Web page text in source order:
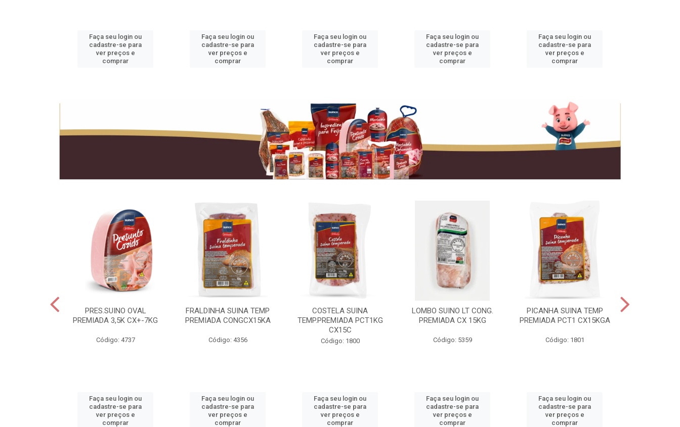
Faça seu login ou
cadastre-se para
ver preços e
comprar
Faça seu login ou
cadastre-se para
ver preços e
comprar
Faça seu login ou
cadastre-se para
ver preços e
comprar
Faça seu login ou
cadastre-se para
ver preços e
comprar
Faça seu login ou
cadastre-se para
ver preços e
comprar
PRES.SUINO OVAL
PREMIADA 3,5K CX+-7KG
Código: 4737
Faça seu login ou
cadastre-se para
ver preços e
comprar
FRALDINHA SUINA TEMP
PREMIADA CONGCX15KA
Código: 4356
Faça seu login ou
cadastre-se para
ver preços e
comprar
COSTELA SUINA
TEMP.PREMIADA PCT1KG
CX15C
Código: 1800
Faça seu login ou
cadastre-se para
ver preços e
comprar
LOMBO SUINO LT CONG.
PREMIADA CX 15KG
Código: 5359
Faça seu login ou
cadastre-se para
ver preços e
comprar
PICANHA SUINA TEMP
PREMIADA PCT1 CX15KGA
Código: 1801
Faça seu login ou
cadastre-se para
ver preços e
comprar